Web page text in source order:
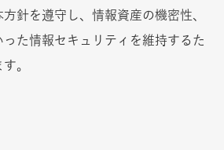
針を遵守し、情報資産の機密性、
た情報セキュリティを維持するた
。